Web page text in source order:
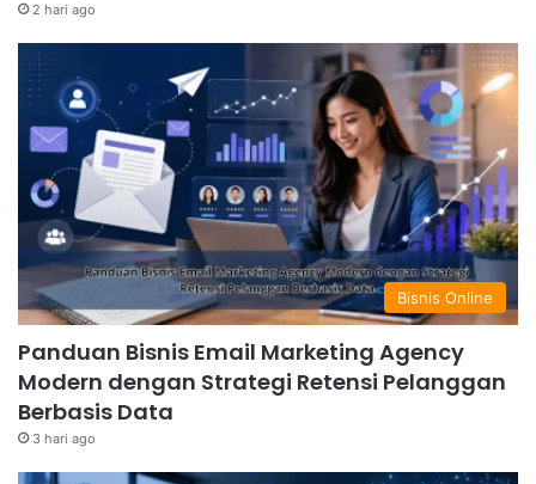
2 hari ago
Bisnis Online
Panduan Bisnis Email Marketing Agency
Modern dengan Strategi Retensi Pelanggan
Berbasis Data
3 hari ago